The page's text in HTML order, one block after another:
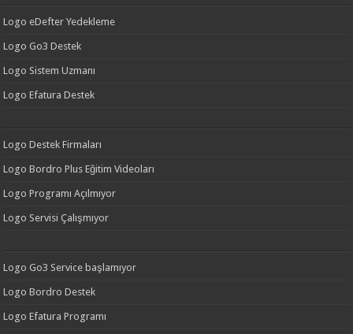
Logo eDefter Yedekleme
Logo Go3 Destek
Logo Sistem Uzmanı
Logo Efatura Destek
Logo Destek Firmaları
Logo Bordro Plus Eğitim Videoları
Logo Programı Açılmıyor
Logo Servisi Çalışmıyor
Logo Go3 Service başlamıyor
Logo Bordro Destek
Logo Efatura Programı